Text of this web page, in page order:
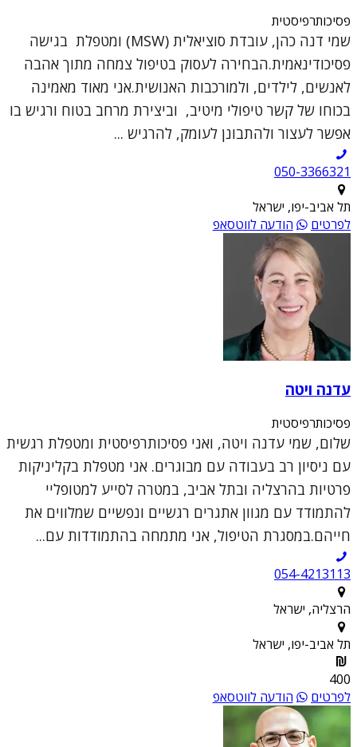
פסיכותרפיסטית
שמי דנה כהן, עובדת סוציאלית (MSW) ומטפלת בגישה
פסיכודינאמית.הבחירה לעסוק בטיפול צמחה מתוך אהבה
לאנשים, לילדים, ולמורכבות האנושית.אני מאוד מאמינה
בכוחו של קשר טיפולי מיטיב, וביצירת מרחב בטוח ורגיש בו
אפשר לעצור ולהתבונן לעומק, להרגיש ...
050-3366321
תל אביב-יפו, ישראל
לפרטים
הודעה לווטסאפ
עדנה ויטה
פסיכותרפיסטית
שלום, שמי עדנה ויטה, ואני פסיכותרפיסטית ומטפלת רגשית
עם ניסיון רב בעבודה עם מבוגרים. אני מטפלת בקליניקות
פרטיות בהרצליה ובתל אביב, במטרה לסייע למטופליי
להתמודד עם מגוון אתגרים רגשיים ונפשיים שמלווים את
חייהם.במסגרת הטיפול, אני מתמחה בהתמודדות עם...
054-4213113
הרצליה, ישראל
תל אביב-יפו, ישראל
400
לפרטים
הודעה לווטסאפ